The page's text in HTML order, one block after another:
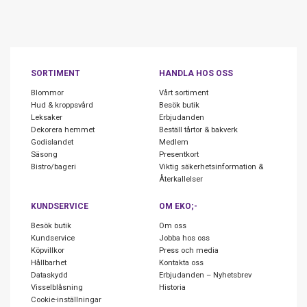
Använd 50 gram eller en handfull per m2. Underhåll: Använd 100 gram
eller två fulla händer per m2.
Optimalt resultat får du vid användning under månaderna April – Juli
men kan även få resultat vid användning under Mars och Augusti.
SORTIMENT
Blommor
Hud & kroppsvård
Leksaker
Dekorera hemmet
Godislandet
Säsong
Bistro/bageri
HANDLA HOS OSS
Vårt sortiment
Besök butik
Erbjudanden
Beställ tårtor & bakverk
Medlem
Presentkort
Viktig säkerhetsinformation &
Återkallelser
KUNDSERVICE
Besök butik
Kundservice
Köpvillkor
Hållbarhet
Dataskydd
Visselblåsning
Cookie-inställningar
OM EKO;-
Om oss
Jobba hos oss
Press och media
Kontakta oss
Erbjudanden – Nyhetsbrev
Historia